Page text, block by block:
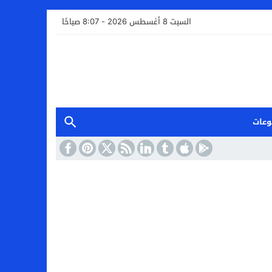
السبت 8 أغسطس 2026 - 8:07 صباحًا